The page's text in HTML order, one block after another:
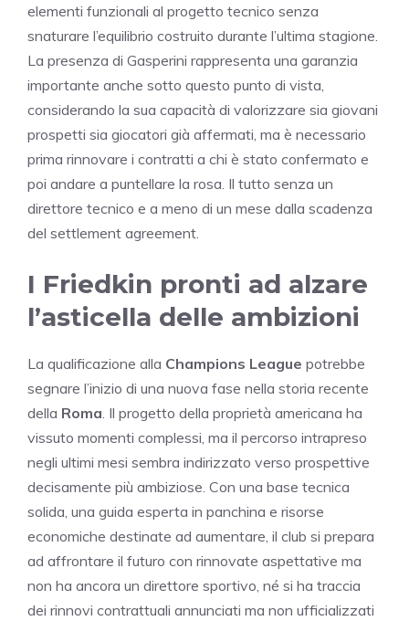
elementi funzionali al progetto tecnico senza
snaturare l’equilibrio costruito durante l’ultima stagione.
La presenza di Gasperini rappresenta una garanzia
importante anche sotto questo punto di vista,
considerando la sua capacità di valorizzare sia giovani
prospetti sia giocatori già affermati, ma è necessario
prima rinnovare i contratti a chi è stato confermato e
poi andare a puntellare la rosa. Il tutto senza un
direttore tecnico e a meno di un mese dalla scadenza
del settlement agreement.
I Friedkin pronti ad alzare
l’asticella delle ambizioni
La qualificazione alla Champions League potrebbe
segnare l’inizio di una nuova fase nella storia recente
della Roma . Il progetto della proprietà americana ha
vissuto momenti complessi, ma il percorso intrapreso
negli ultimi mesi sembra indirizzato verso prospettive
decisamente più ambiziose. Con una base tecnica
solida, una guida esperta in panchina e risorse
economiche destinate ad aumentare, il club si prepara
ad affrontare il futuro con rinnovate aspettative ma
non ha ancora un direttore sportivo, né si ha traccia
dei rinnovi contrattuali annunciati ma non ufficializzati